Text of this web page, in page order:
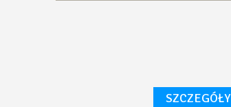
SZCZEGÓŁY